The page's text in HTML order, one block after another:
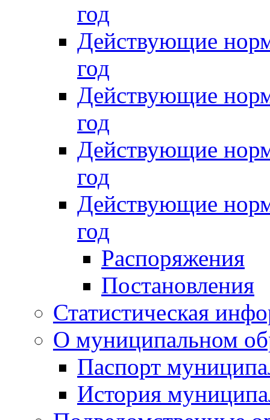
год
Действующие
год
Действующие
год
Действующие
год
Действующие
год
Распоряжения
Постановления
Статистическая
О муниципальном
Паспорт
История